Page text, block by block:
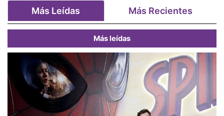
Más Leídas Más Recientes
Más leídas